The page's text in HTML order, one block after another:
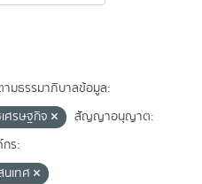
มธรรมาภิบาลข้อมูล:
ศรษฐกิจ
สัญญาอนุญาต:
ร:
เทศ